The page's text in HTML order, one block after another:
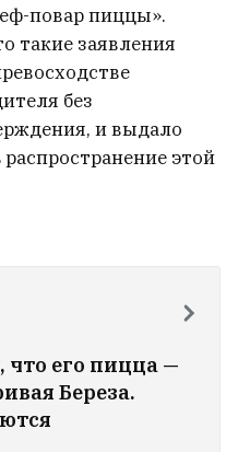
повар пиццы».
такие заявления
без
и выдало
этой
что его пицца —
Береза.
не
9